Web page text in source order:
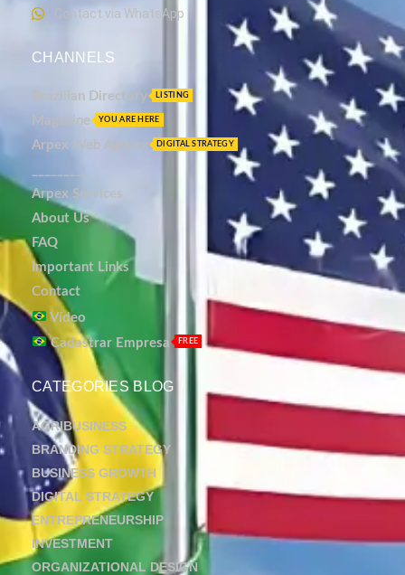
Contact via WhatsApp
CHANNELS
Brazilian Directory LISTING
Magazine YOU ARE HERE
Arpex Web Agency DIGITAL STRATEGY
Arpex Services
About Us
FAQ
Important Links
Contact
Vídeo
Cadastrar Empresa
FREE
CATEGORIES BLOG
AGRIBUSINESS
BRANDING STRATEGY
BUSINESS GROWTH
DIGITAL STRATEGY
ENTREPRENEURSHIP
INVESTMENT
ORGANIZATIONAL DESIGN